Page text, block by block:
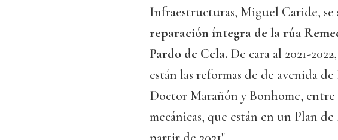
Infraestructuras, Miguel Caride, se
reparación íntegra de la rúa
Pardo de Cela. De cara al 2021-
están las reformas de de avenida
Doctor Marañón y Bonhome, entre
mecánicas, que están en un Plan